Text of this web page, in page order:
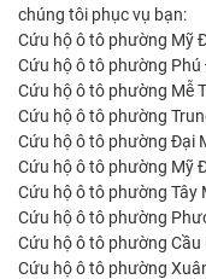
chúng tôi phục vụ bạn:
Cứu hộ ô tô phường Mỹ
Cứu hộ ô tô phường Phú
Cứu hộ ô tô phường Mễ
Cứu hộ ô tô phường
Cứu hộ ô tô phường Đại
Cứu hộ ô tô phường Mỹ
Cứu hộ ô tô phường Tây
Cứu hộ ô tô phường
Cứu hộ ô tô phường Cầu
Cứu hộ ô tô phường